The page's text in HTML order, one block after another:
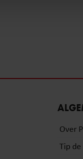
Over
Tip